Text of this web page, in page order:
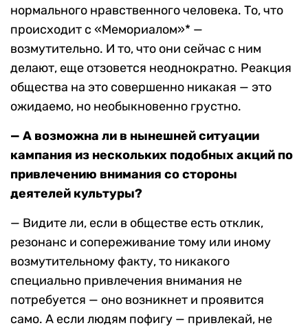
нормального нравственного человека. То, что
происходит с «Мемориалом»* —
возмутительно. И то, что они сейчас с ним
делают, еще отзовется неоднократно. Реакция
общества на это совершенно никакая — это
ожидаемо, но необыкновенно грустно.
— А возможна ли в нынешней ситуации
кампания из нескольких подобных акций по
привлечению внимания со стороны
деятелей культуры?
— Видите ли, если в обществе есть отклик,
резонанс и сопереживание тому или иному
возмутительному факту, то никакого
специально привлечения внимания не
потребуется — оно возникнет и проявится
само. А если людям пофигу — привлекай, не